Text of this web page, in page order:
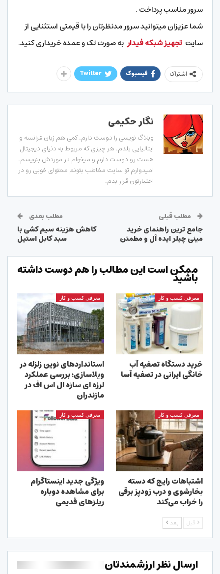
سرور مناسب پرداخت .
شما عزیزان میتوانید سرور مدنظرتان را با قیمتی استثنایی از
سایت تجهیز شبکه فیدار به صورت تک و عمده خریداری کنید.
اشتراک فیسبوک Twitter
نگار حکیمی
وبلاگ نویسی را دوست دارم. کمی هم زبان فرانسه و
ایتالیایی بلدم. هر چیزی که مربوط به دنیای دیجیتال
هست رو دوست دارم و میخوام در موردش بنویسم.
امیدوارم تو سایت مخاطب بتونم محتوای خوبی رو در
اختیارتون قرار بدم.
مطلب قبلی
جامع ترین راهنمای خرید
مینی چیلر ایده آل و مطمئن
مطلب بعدی
کاهش هزینه سیم کشی با
سبد کابل استیل
ممکن است این مطالب را هم دوست داشته
باشید
معرفی کسب و کار
خرید دستگاه تصفیه آب
خانگی ایرانی در تصفیه آسا
معرفی کسب و کار
استانداردهای نوین زلزله در
ویلاسازی؛ بررسی عملکرد
لرزه ای سازه ال اس اف در
مازندران
معرفی کسب و کار
اشتباهات رایج که دسته
بخارشوی و درب زودپز برقی
را خراب می‌کند
معرفی کسب و کار
ویژگی جدید اینستاگرام
برای مشاهده دوباره
ریلزهای قدیمی
قبل بعد
ارسال نظر ارزشمندتان